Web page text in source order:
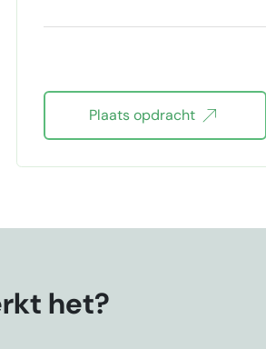
Plaats opdracht
het?